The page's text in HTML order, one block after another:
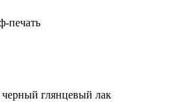
печать
глянцевый лак